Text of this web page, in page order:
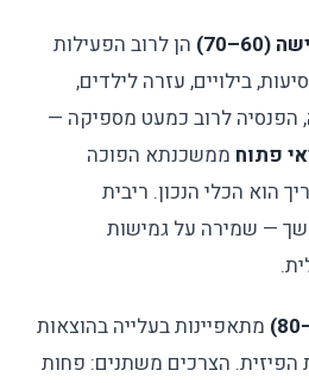
הן לרוב הפעילות
בילויים, עזרה לילדים,
הפנסיה לרוב כמעט מספיקה —
פתוח ממשכנתא הפוכה
הוא הכלי הנכון. ריבית
— שמירה על גמישות
מתאפיינות בעלייה בהוצאות
הפיזית. הצרכים משתנים: פחות